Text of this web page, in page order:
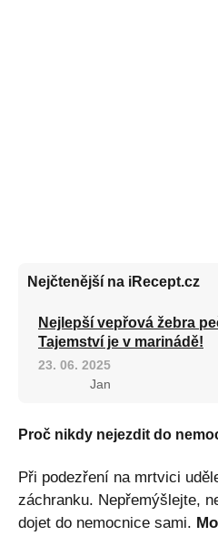
Nejčtenější na iRecept.cz
Nejlepší vepřová žebra
Tajemství je v marinádě!
23. 06. 2025
Jan
Proč nikdy nejezdit do
Při podezření na mrtvici
záchranku. Nepřemýšlejte,
dojet do nemocnice sami.